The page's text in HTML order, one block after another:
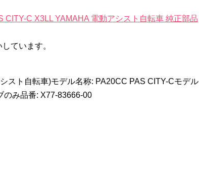
C X3LL YAMAHA 電動アシスト自転車 純正部品
ています。
スト自転車)モデル名称: PA20CC PAS CITY-Cモデル
のみ品番: X77-83666-00